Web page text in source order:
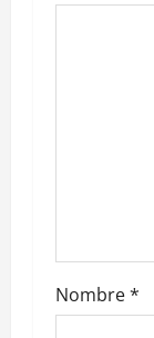
s
Nombre*